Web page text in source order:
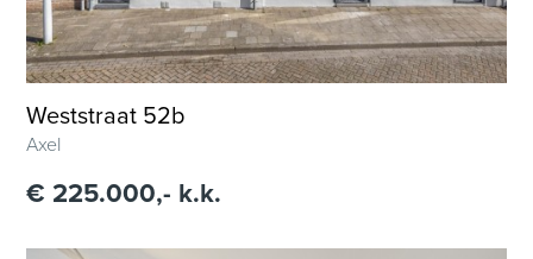
Weststraat 52b
Axel
€ 225.000,- k.k.